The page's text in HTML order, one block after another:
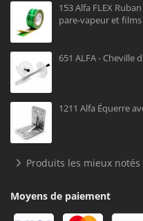
153 Alfa FLEX
pare-vapeur et films
651 ALFA - Cheville
1211 Alfa Équerre
Produits les mieux notés
Moyens de paiement